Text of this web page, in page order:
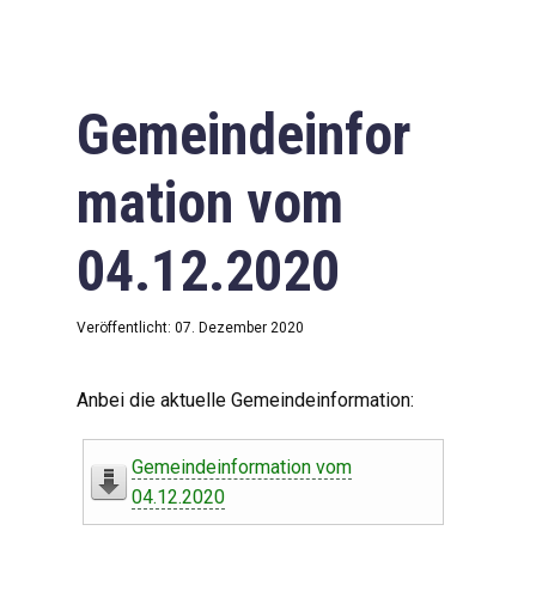
Gemeindeinfor
mation vom
04.12.2020
Veröffentlicht: 07. Dezember 2020
Anbei die aktuelle Gemeindeinformation:
Gemeindeinformation vom
04.12.2020